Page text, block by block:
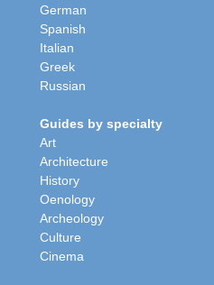
German
Spanish
Italian
Greek
Russian
Guides by specialty
Art
Architecture
History
Oenology
Archeology
Culture
Cinema